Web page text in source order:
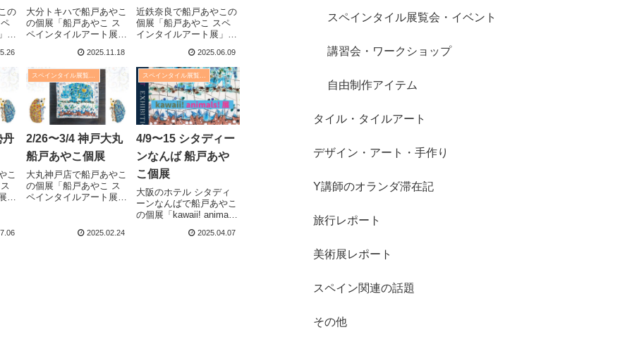
の
が
総
大分トキハで船戸あやこ
の個展「船戸あやこ ス
ペインタイルアート展」
2025年11月20日(木)〜26
日(水)時間：10時〜19時
(最終日は16時30分まで)
場所：トキハ本店 7階 美
術特設会場 大分市
府内町2丁目1...
2025.11.18
近鉄奈良で船戸あやこの
個展「船戸あやこ スペ
インタイルアート展」が
年6月11日(水)〜17日(火)
時間：10時〜18時 (最終
日は15時まで)場所：近
鉄奈良 5階 美術画
廊 奈良県奈良市西
大寺東町2-4-1 ...
2025.06.09
丹
こ
」
スペインタイル展覧会・イベント
2/26〜3/4 神戸大丸
船戸あやこ個展
大丸神戸店で船戸あやこ
の個展「船戸あやこ ス
ペインタイルアート展」
4日(火)時間：10時〜19
2025.02.24
スペインタイル展覧会・イベント
4/9〜15 シタディー
ンなんば 船戸あや
こ個展
大阪のホテル シタディ
ーンなんばで船戸あやこ
の個展「kawaii! animals!
程：2025年4月9日(水)〜
2025.04.07
スペインタイル展覧会・イベント
講習会・ワークショップ
自由制作アイテム
タイル・タイルアート
デザイン・アート・手作り
Y講師のオランダ滞在記
旅行レポート
美術展レポート
スペイン関連の話題
その他